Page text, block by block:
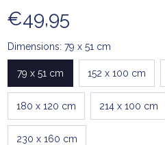
€49,95
Dimensions: 79 x 51 cm
79 x 51 cm 152 x 100 cm
180 x 120 cm 214 x 100 cm
230 x 160 cm